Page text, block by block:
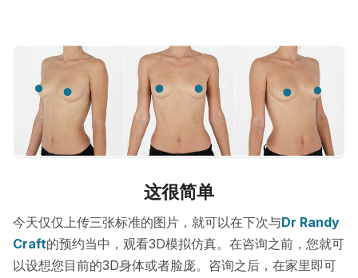
这很简单
今天仅仅上传三张标准的图片，就可以在下次与Dr Randy
Craft的预约当中，观看3D模拟仿真。在咨询之前，您就可
以设想您目前的3D身体或者脸庞。咨询之后，在家里即可